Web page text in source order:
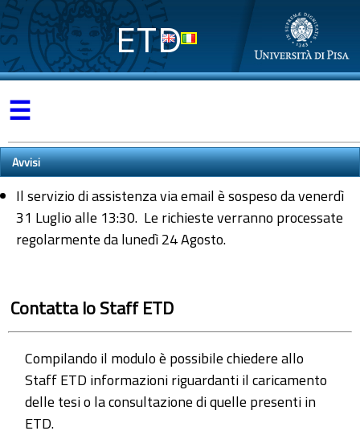
ETD
☰
Avvisi
Il servizio di assistenza via email è sospeso da venerdì
31 Luglio alle 13:30. Le richieste verranno processate
regolarmente da lunedì 24 Agosto.
Contatta lo Staff ETD
Compilando il modulo è possibile chiedere allo
Staff ETD informazioni riguardanti il caricamento
delle tesi o la consultazione di quelle presenti in
ETD.